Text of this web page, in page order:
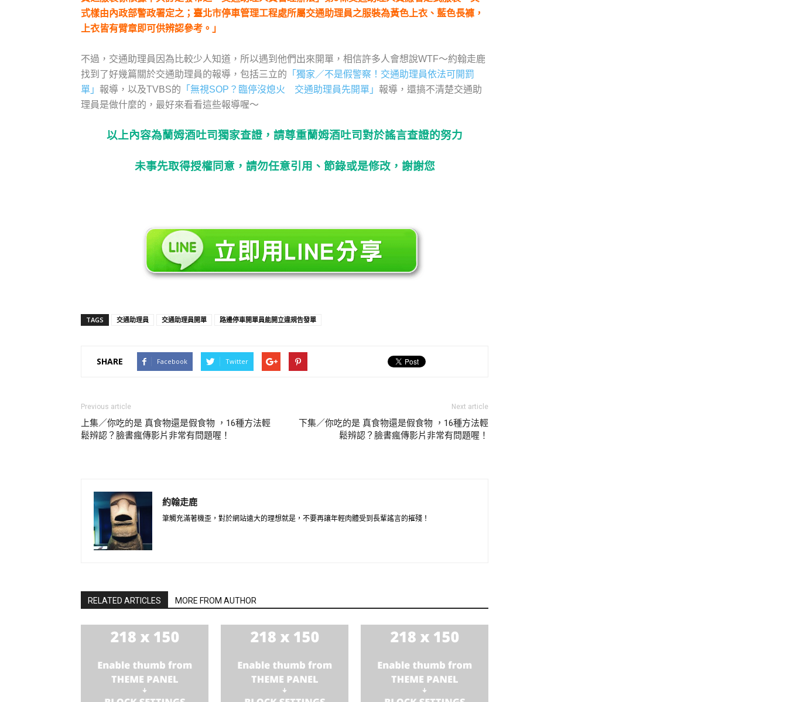
式樣由內政部警政署定之；臺北市停車管理工程處所屬交通助理員之服裝為黃色上衣、藍色長褲，
上衣皆有臂章即可供辨認參考。」
不過，交通助理員因為比較少人知道，所以遇到他們出來開單，相信許多人會想說WTF～約翰走鹿
找到了好幾篇關於交通助理員的報導，包括三立的 「獨家／不是假警察！交通助理員依法可開罰
單」 報導，以及TVBS的 「無視SOP？臨停沒熄火 交通助理員先開單」 報導，還搞不清楚交通助
理員是做什麼的，最好來看看這些報導喔～
以上內容為蘭姆酒吐司獨家查證，請尊重蘭姆酒吐司對於謠言查證的努力
未事先取得授權同意，請勿任意引用、節錄或是修改，謝謝您
TAGS 交通助理員 交通助理員開單 路邊停車開單員能開立違規告發單
SHARE Facebook Twitter
Previous article
上集／你吃的是 真食物還是假食物 ，16種方法輕
鬆辨認？臉書瘋傳影片非常有問題喔！
Next article
下集／你吃的是 真食物還是假食物 ，16種方法輕
鬆辨認？臉書瘋傳影片非常有問題喔！
約翰走鹿
筆觸充滿著機歪，對於網站遠大的理想就是，不要再讓年輕肉體受到長輩謠言的摧殘！
RELATED ARTICLES MORE FROM AUTHOR